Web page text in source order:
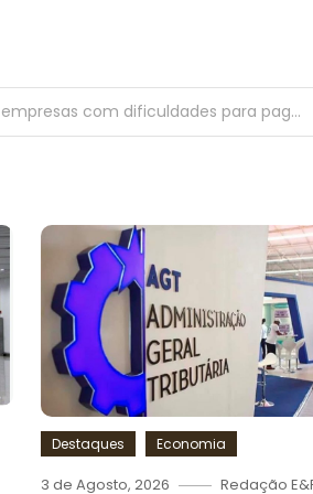
Mais de 30 empresas com dificuldades para pagamento do novo salário mínimo
Destaques Economia
3 de Agosto, 2026 Redação